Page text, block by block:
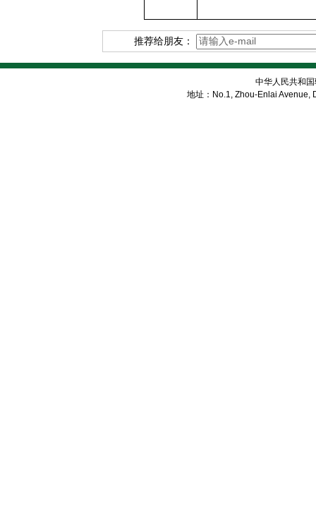
推荐给朋友：
中华人民共和
地址：No.1, Zhou-Enlai Avenue,